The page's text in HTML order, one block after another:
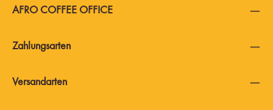
AFRO COFFEE OFFICE
Zahlungsarten
Versandarten